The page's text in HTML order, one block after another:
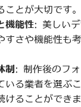
ことが大切です。
機能性: 美しいデ
すさや機能性も
制 : 制作後のフ
いる業者を選ぶ
けることができま